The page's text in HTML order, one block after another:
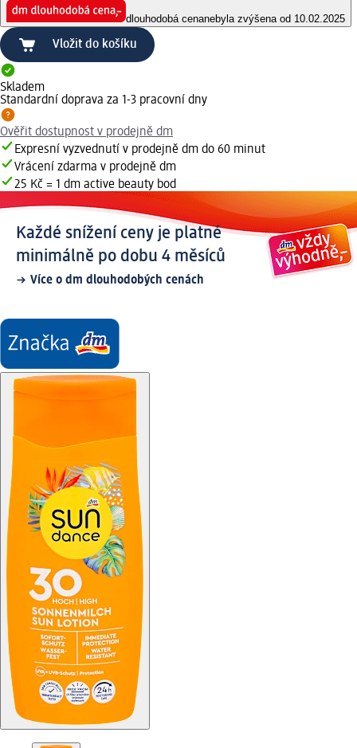
dlouhodobá cenanebyla zvýšena od 10.02.2025
Vložit do košíku
Skladem
Standardní doprava za 1-3 pracovní dny
Ověřit dostupnost v prodejně dm
Expresní vyzvednutí v prodejně dm do 60 minut
Vrácení zdarma v prodejně dm
25 Kč = 1 dm active beauty bod
Každé snížení ceny je platné
minimálně po dobu 4 měsíců
Více o dm dlouhodobých cenách